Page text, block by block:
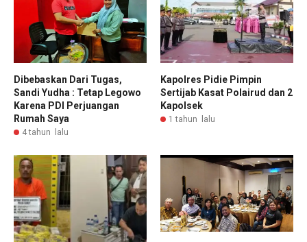
Dibebaskan Dari Tugas,
Sandi Yudha : Tetap Legowo
Karena PDI Perjuangan
Rumah Saya
4 tahun lalu
Kapolres Pidie Pimpin
Sertijab Kasat Polairud dan 2
Kapolsek
1 tahun lalu